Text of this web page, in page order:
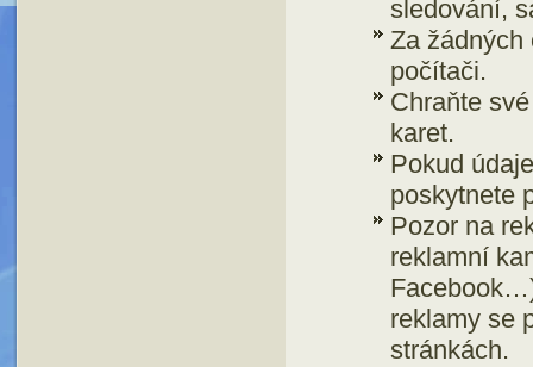
sledování,
Za žádných
počítači.
Chraňte
karet.
Pokud
poskytnete
Pozor na
reklamní
reklamy se
stránkách.